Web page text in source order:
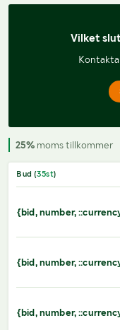
Vilket
Kontakta
25% moms tillkommer
Bud (35st)
{bid, number,
{bid, number,
{bid, number,